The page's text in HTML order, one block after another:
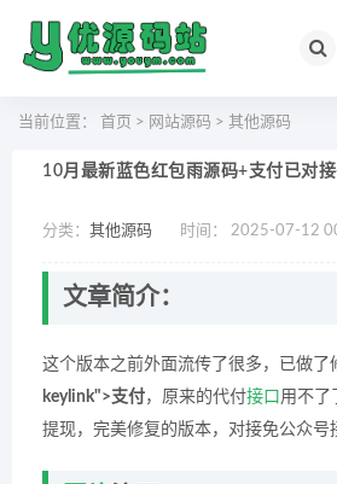
当前位置： 首页 > 网站源码 > 其他源码
10月最新蓝色红包雨源码+支付已对
分类： 其他源码 时间： 2025-07-12
文章简介：
这个版本之前外面流传了很多，已做了
keylink">支付，原来的代付接口 用不了
提现，完美修复的版本，对接免公众号